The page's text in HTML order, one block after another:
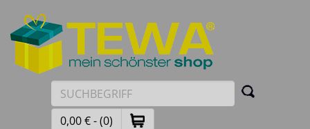
0,00 € - (0)